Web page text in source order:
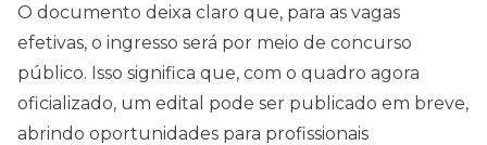
O documento deixa claro que, para as vagas
efetivas, o ingresso será por meio de concurso
público. Isso significa que, com o quadro agora
oficializado, um edital pode ser publicado em breve,
abrindo oportunidades para profissionais